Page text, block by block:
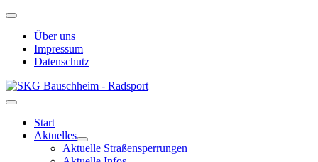
Über uns
Impressum
Datenschutz
Start
Aktuelles
Aktuelle Straßensperrungen